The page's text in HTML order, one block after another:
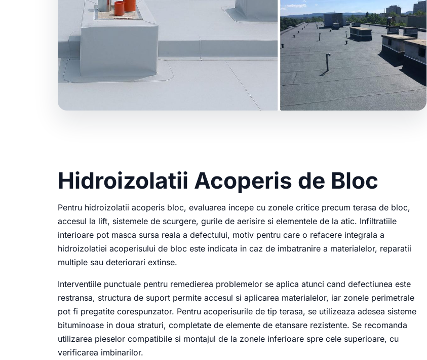
Hidroizolatii Acoperis de Bloc
Pentru hidroizolatii acoperis bloc, evaluarea incepe cu zonele critice precum terasa de bloc,
accesul la lift, sistemele de scurgere, gurile de aerisire si elementele de la atic. Infiltratiile
interioare pot masca sursa reala a defectului, motiv pentru care o refacere integrala a
hidroizolatiei acoperisului de bloc este indicata in caz de imbatranire a materialelor, reparatii
multiple sau deteriorari extinse.
Interventiile punctuale pentru remedierea problemelor se aplica atunci cand defectiunea este
restransa, structura de suport permite accesul si aplicarea materialelor, iar zonele perimetrale
pot fi pregatite corespunzator. Pentru acoperisurile de tip terasa, se utilizeaza adesea sisteme
bituminoase in doua straturi, completate de elemente de etansare rezistente. Se recomanda
utilizarea pieselor compatibile si montajul de la zonele inferioare spre cele superioare, cu
verificarea imbinarilor.